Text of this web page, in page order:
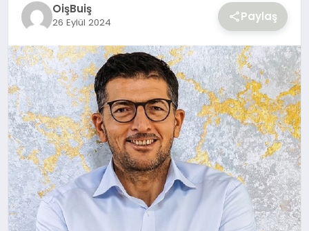
OişBuiş
26 Eylül 2024 Paylaş